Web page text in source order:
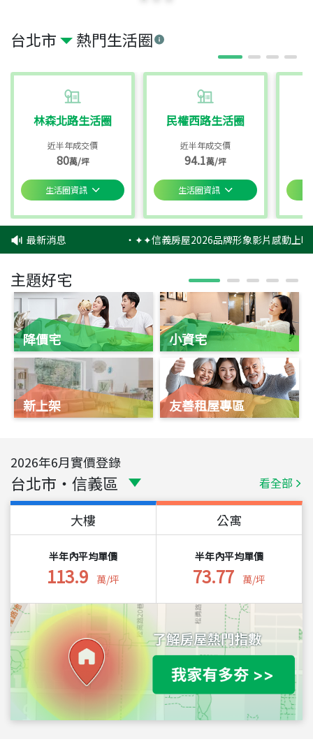
台北市 熱門生活圈
林森北路生活圈
近半年成交價
80萬/坪
生活圈資訊
民權西路生活圈
近半年成交價
94.1萬/坪
生活圈資訊
最新消息 ‧✦✦信義房屋2026品牌形象影片感動上
主題好宅
降價宅
新上架
小資宅
友善租屋專區
2026年6月實價登錄
台北市 ・ 信義區 看全部
大樓
半年內平均單價
113.9 萬/坪
公寓
半年內平均單價
73.77 萬/坪